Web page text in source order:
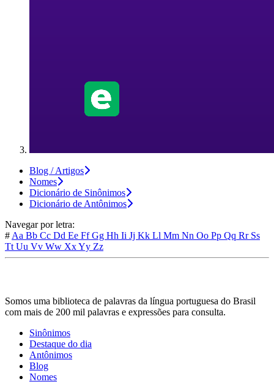
Blog / Artigos
Nomes
Dicionário de Sinônimos
Dicionário de Antônimos
Navegar por letra:
# Aa Bb Cc Dd Ee FfGg Hh Ii Jj Kk Ll Mm Nn Oo Pp Qq Rr Ss
Tt Uu Vv Ww XxYy Zz
Somos uma biblioteca de palavras da língua portuguesa do Brasil
com mais de 200 mil palavras e expressões para consulta.
Sinônimos
Destaque do dia
Antônimos
Blog
Nomes